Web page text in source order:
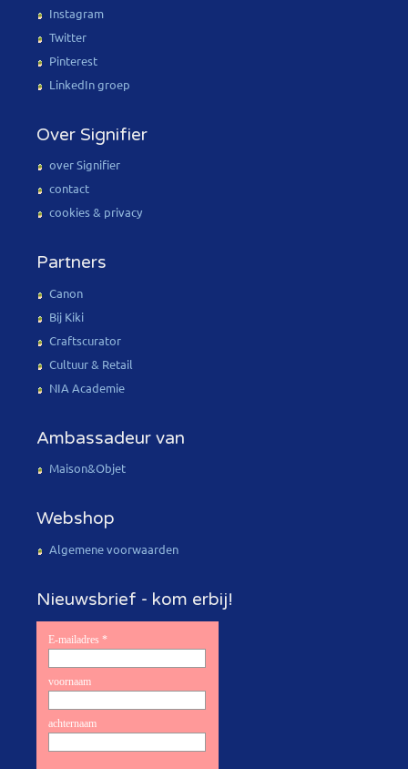
Instagram
Twitter
Pinterest
LinkedIn groep
Over Signifier
over Signifier
contact
cookies & privacy
Partners
Canon
Bij Kiki
Craftscurator
Cultuur & Retail
NIA Academie
Ambassadeur van
Maison&Objet
Webshop
Algemene voorwaarden
Nieuwsbrief - kom erbij!